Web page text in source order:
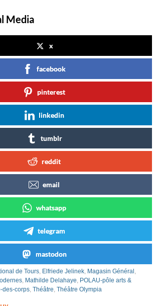
Media
x
facebook
pinterest
linkedin
tumblr
reddit
email
whatsapp
telegram
mastodon
de Tours Elfriede Jelinek Magasin Général
Mathilde Delahaye POLAU-pôle arts &
des-corps Théâtre Théâtre Olympia